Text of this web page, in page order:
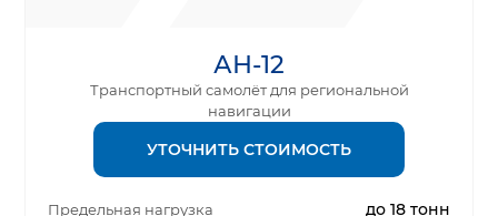
АН-12
Транспортный самолёт для региональной
навигации
УТОЧНИТЬ СТОИМОСТЬ
Предельная нагрузка до 18 тонн